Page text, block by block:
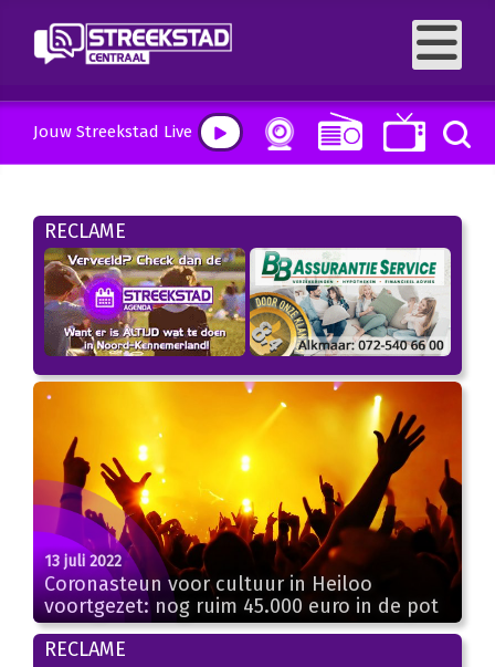
Jouw Streekstad Live
RECLAME
13 juli 2022
Coronasteun voor cultuur in Heiloo
voortgezet: nog ruim 45.000 euro in de pot
RECLAME